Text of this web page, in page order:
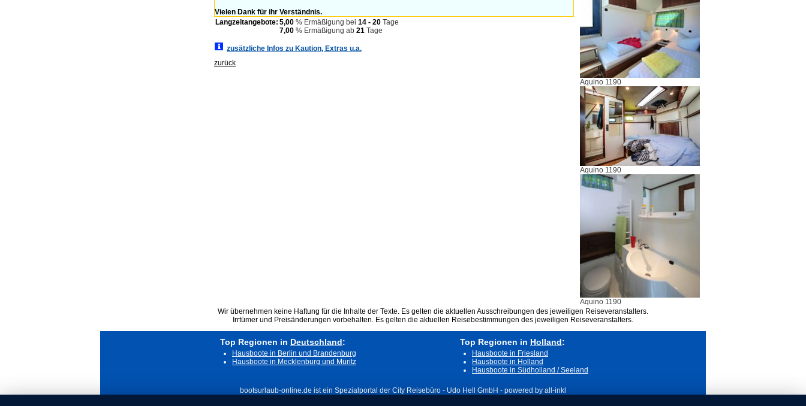
Vielen Dank für ihr Verständnis.
Langzeitangebote: 5,00 % Ermäßigung bei 14 - 20 Tage
7,00 % Ermäßigung ab 21 Tage
zusätzliche Infos zu Kaution, Extras u.a.
Aquino 1190
Aquino 1190
Aquino 1190
zurück
Wir übernehmen keine Haftung für die Inhalte der Texte. Es gelten die aktuellen Ausschreibungen des jeweiligen Reiseveranstalters.
Irrtümer und Preisänderungen vorbehalten. Es gelten die aktuellen Reisebestimmungen des jeweiligen Reiseveranstalters.
Top Regionen in Deutschland:
Hausboote in Berlin und Brandenburg
Hausboote in Mecklenburg und Müritz
Top Regionen in Holland:
Hausboote in Friesland
Hausboote in Holland
Hausboote in Südholland / Seeland
bootsurlaub-online.de ist ein Spezialportal der City Reisebüro - Udo Hell GmbH - powered by all-inkl